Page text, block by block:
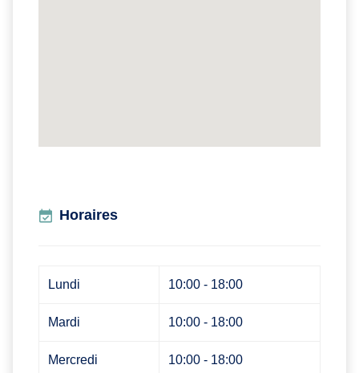
Horaires
Lundi 10:00 - 18:00
Mardi 10:00 - 18:00
Mercredi 10:00 - 18:00